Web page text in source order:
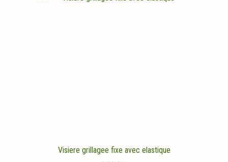
Visiere grillagee fixe avec elastique